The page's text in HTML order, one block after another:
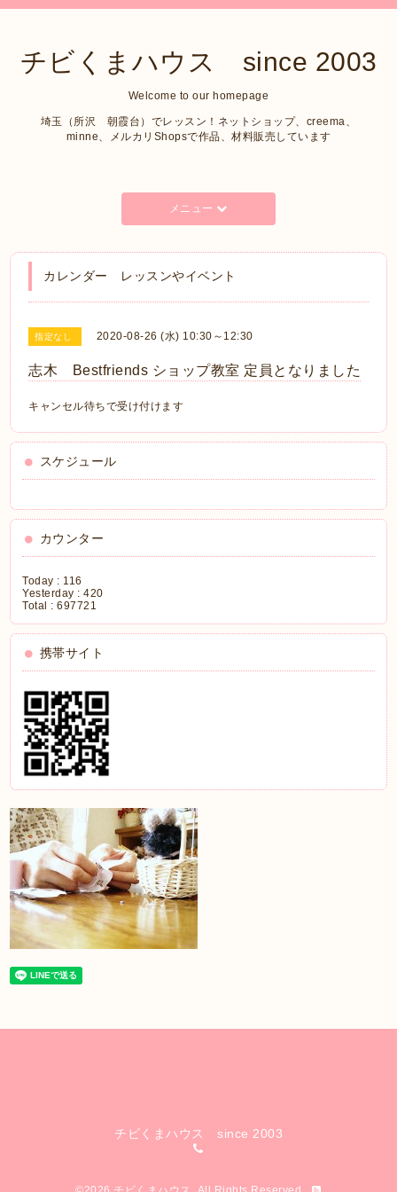
チビくまハウス since 2003
Welcome to our homepage
埼玉（所沢 朝霞台）でレッスン！ネットショップ、creema、
minne、メルカリShopsで作品、材料販売しています
メニュー
カレンダー レッスンやイベント
指定なし 2020-08-26 (水) 10:30～12:30
志木 Bestfriends ショップ教室 定員となりました
キャンセル待ちで受け付けます
スケジュール
カウンター
Today : 116
Yesterday :420
Total :697721
携帯サイト
チビくまハウス since 2003